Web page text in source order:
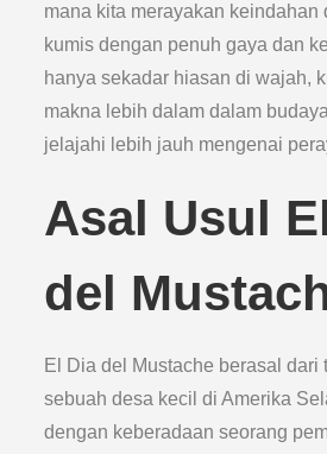
mana kita merayakan keindahan
kumis dengan penuh gaya dan
hanya sekadar hiasan di wajah,
makna lebih dalam dalam
jelajahi lebih jauh mengenai
Asal Usul
del
El Dia del Mustache berasal dari
sebuah desa kecil di Amerika
dengan keberadaan seorang